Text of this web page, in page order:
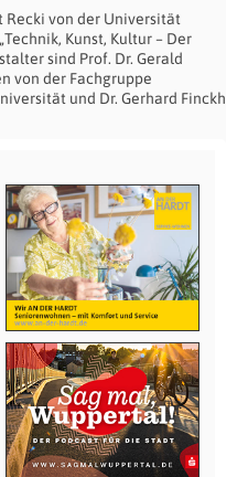
Recki von der Universität
Kunst, Kultur – Der
sind Prof. Dr. Gerald
von der Fachgruppe
und Dr. Gerhard Finckh